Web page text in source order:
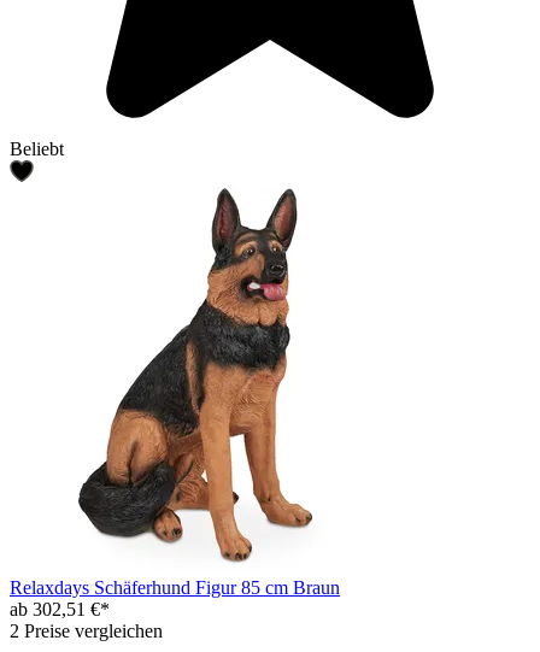
Beliebt
Relaxdays Schäferhund Figur 85 cm Braun
ab 302,51 €*
2 Preise vergleichen